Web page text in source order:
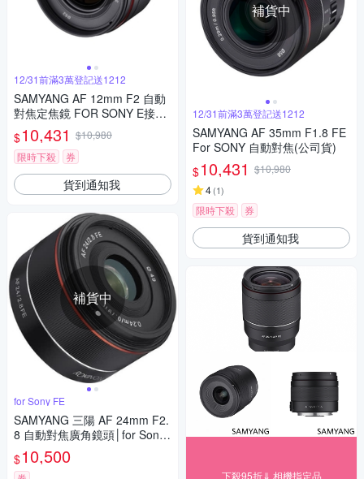
12/31前滿3萬登記送1212
SAMYANG AF 12mm F2 自動
對焦定焦鏡 FOR SONY E接環
(公司貨)
$10,431 $10,980
限時下殺
券
貨到通知我
補貨中
for Sony FE
SAMYANG 三陽 AF 24mm F2.
8 自動對焦廣角鏡頭│for Sony
FE [公司貨]
$10,500
補貨中
12/31前滿3萬登記送1212
SAMYANG AF 35mm F1.8 FE
For SONY 自動對焦(公司貨)
$10,431 $10,980
4(1)
限時下殺 券
貨到通知我
下殺95折⇓ 相機指定品